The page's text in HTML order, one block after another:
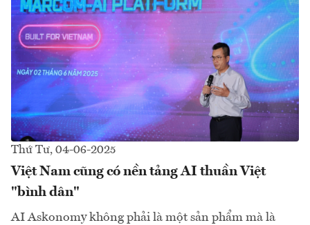
Thứ Tư, 04-06-2025
Việt Nam cũng có nền tảng AI thuần Việt
"bình dân"
AI Askonomy không phải là một sản phẩm mà là